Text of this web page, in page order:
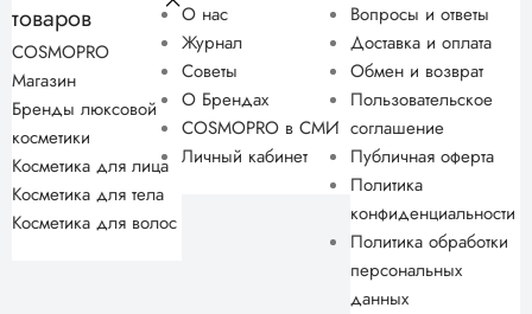
товаров
COSMOPRO
Магазин
Бренды люксовой
косметики
Косметика для лица
Косметика для тела
Косметика для волос
О нас
Журнал
Советы
О Брендах
COSMOPRO в СМИ
Личный кабинет
Вопросы и ответы
Доставка и оплата
Обмен и возврат
Пользовательское
соглашение
Публичная оферта
Политика
конфиденциальности
Политика обработки
персональных
данных